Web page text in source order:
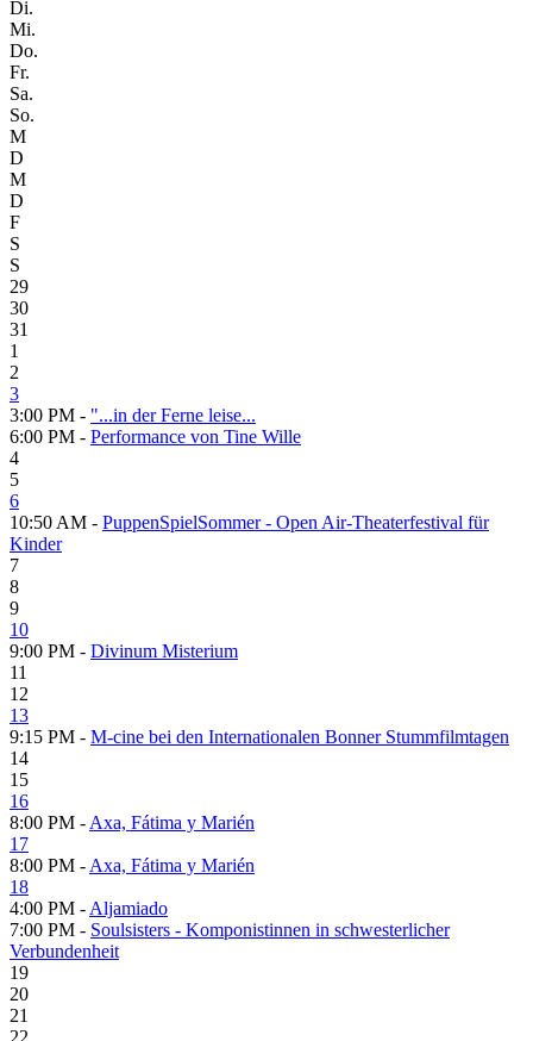
Di.
Mi.
Do.
Fr.
Sa.
So.
M
D
M
D
F
S
S
29
30
31
1
2
3
3:00 PM - "...in der Ferne leise...
6:00 PM - Performance von Tine Wille
4
5
6
10:50 AM - PuppenSpielSommer - Open Air-Theaterfestival für
Kinder
7
8
9
10
9:00 PM - Divinum Misterium
11
12
13
9:15 PM - M-cine bei den Internationalen Bonner Stummfilmtagen
14
15
16
8:00 PM - Axa, Fátima y Marién
17
8:00 PM - Axa, Fátima y Marién
18
4:00 PM - Aljamiado
7:00 PM - Soulsisters - Komponistinnen in schwesterlicher
Verbundenheit
19
20
21